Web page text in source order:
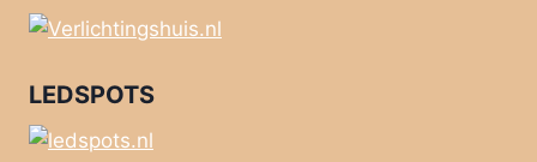
LEDSPOTS